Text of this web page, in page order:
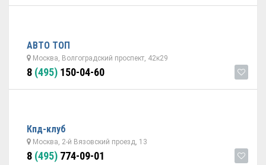
АВТО ТОП
Москва, Волгоградский проспект, 42к29
8 (495) 150-04-60
Кпд-клуб
Москва, 2-й Вязовский проезд, 13
8 (495) 774-09-01